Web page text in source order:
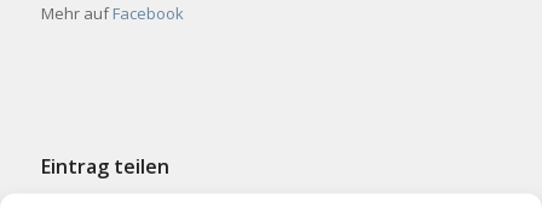
Mehr aufFacebook
Eintrag teilen